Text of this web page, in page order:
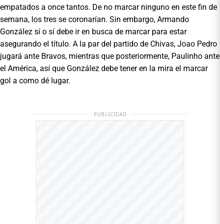
empatados a once tantos. De no marcar ninguno en este fin de
semana, los tres se coronarían. Sin embargo, Armando
González sí o sí debe ir en busca de marcar para estar
asegurando el título. A la par del partido de Chivas, Joao Pedro
jugará ante Bravos, mientras que posteriormente, Paulinho ante
el América, así que González debe tener en la mira el marcar
gol a como dé lugar.
PUBLICIDAD